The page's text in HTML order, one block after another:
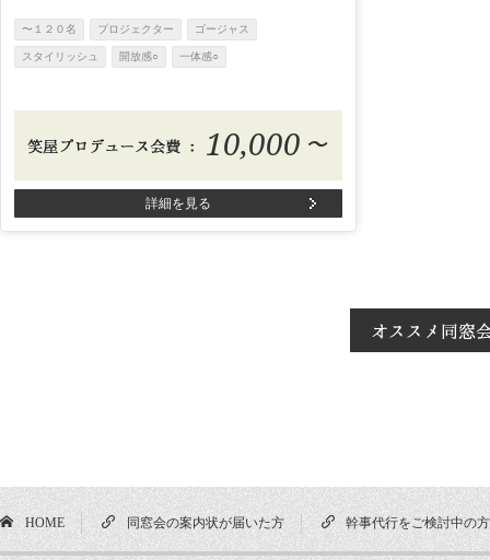
〜１２０名 プロジェクター ゴージャス
スタイリッシュ 開放感○ 一体感○
10,000 〜
詳細を見る
HOME 同窓会の案内状が届いた方 幹事代行をご検討中の方